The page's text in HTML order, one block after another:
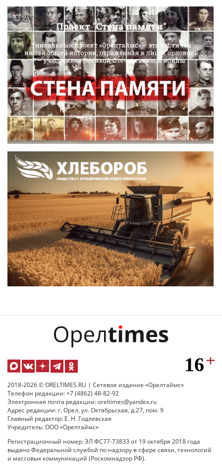
2018-2026 © ORELTIMES.RU | Сетевое издание «Орелтаймс»
Телефон редакции: +7 (4862) 48-82-92
Электронная почта редакции: oreltimes@yandex.ru
Адрес редакции: г. Орел, ул. Октябрьская, д.27, пом. 9
Главный редактор: Е. Н. Годлевская
Учредитель: ООО «Орелтаймс»
Регистрационный номер: ЭЛ ФС77-73833 от 19 октября 2018 года
выдано Федеральной службой по надзору в сфере связи, технологий
и массовых коммуникаций (Роскомнадзор РФ).